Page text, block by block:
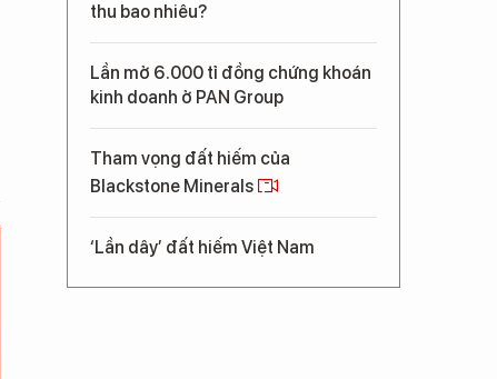
thu bao nhiêu?
Lần mở 6.000 tỉ đồng chứng khoán
kinh doanh ở PAN Group
Tham vọng đất hiếm của
Blackstone Minerals
‘Lần dây’ đất hiếm Việt Nam